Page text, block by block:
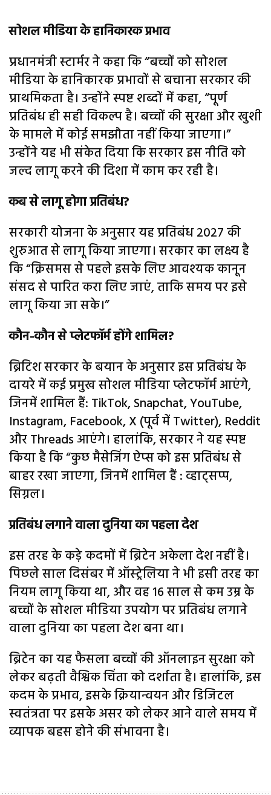
सोशल मीडिया के हानिकारक प्रभाव
प्रधानमंत्री स्टार्मर ने कहा कि “बच्चों को सोशल
मीडिया के हानिकारक प्रभावों से बचाना सरकार की
प्राथमिकता है। उन्होंने स्पष्ट शब्दों में कहा, “पूर्ण
प्रतिबंध ही सही विकल्प है। बच्चों की सुरक्षा और खुशी
के मामले में कोई समझौता नहीं किया जाएगा।”
उन्होंने यह भी संकेत दिया कि सरकार इस नीति को
जल्द लागू करने की दिशा में काम कर रही है।
कब से लागू होगा प्रतिबंध?
सरकारी योजना के अनुसार यह प्रतिबंध 2027 की
शुरुआत से लागू किया जाएगा। सरकार का लक्ष्य है
कि “क्रिसमस से पहले इसके लिए आवश्यक कानून
संसद से पारित करा लिए जाएं, ताकि समय पर इसे
लागू किया जा सके।”
कौन-कौन से प्लेटफॉर्म होंगे शामिल?
ब्रिटिश सरकार के बयान के अनुसार इस प्रतिबंध के
दायरे में कई प्रमुख सोशल मीडिया प्लेटफॉर्म आएंगे,
जिनमें शामिल हैं: TikTok, Snapchat, YouTube,
Instagram, Facebook, X (पूर्व में Twitter), Reddit
और Threads आएंगे। हालांकि, सरकार ने यह स्पष्ट
किया है कि “कुछ मैसेजिंग ऐप्स को इस प्रतिबंध से
बाहर रखा जाएगा, जिनमें शामिल हैं : व्हाट्सप्प,
सिग्नल।
प्रतिबंध लगाने वाला दुनिया का पहला देश
इस तरह के कड़े कदमों में ब्रिटेन अकेला देश नहीं है।
पिछले साल दिसंबर में ऑस्ट्रेलिया ने भी इसी तरह का
नियम लागू किया था, और वह 16 साल से कम उम्र के
बच्चों के सोशल मीडिया उपयोग पर प्रतिबंध लगाने
वाला दुनिया का पहला देश बना था।
ब्रिटेन का यह फैसला बच्चों की ऑनलाइन सुरक्षा को
लेकर बढ़ती वैश्विक चिंता को दर्शाता है। हालांकि, इस
कदम के प्रभाव, इसके क्रियान्वयन और डिजिटल
स्वतंत्रता पर इसके असर को लेकर आने वाले समय में
व्यापक बहस होने की संभावना है।